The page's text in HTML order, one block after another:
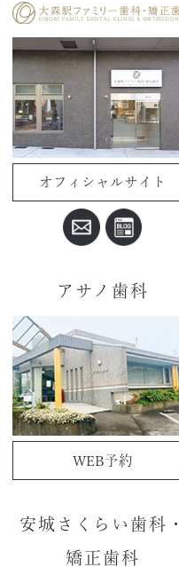
オフィシャルサイト
アサノ歯科
WEB予約
安城さくらい歯科・
矯正歯科